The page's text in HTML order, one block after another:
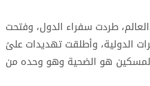
طردت سفراء الدول، وفتحت
الدولية، وأطلقت تهديدات علىً
هو الضحية وهو وحده من